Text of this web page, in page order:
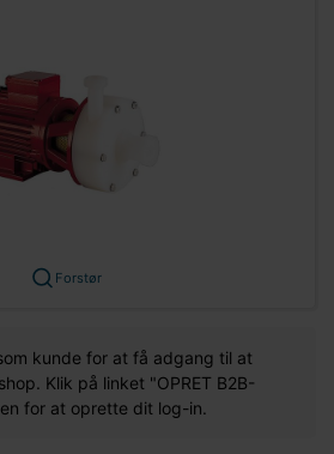
Forstør
kunde for at få adgang til at
Klik på linket "OPRET B2B-
for at oprette dit log-in.